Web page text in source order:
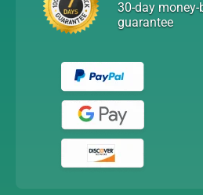
30-day money-
guarantee